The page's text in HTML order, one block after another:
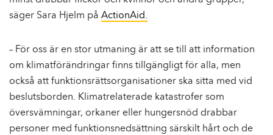
säger Sara Hjelm på ActionAid.
– För oss är en stor utmaning är att se till att information
om klimatförändringar finns tillgängligt för alla, men
också att funktionsrättsorganisationer ska sitta med vid
beslutsborden. Klimatrelaterade katastrofer som
översvämningar, orkaner eller hungersnöd drabbar
personer med funktionsnedsättning särskilt hårt och de